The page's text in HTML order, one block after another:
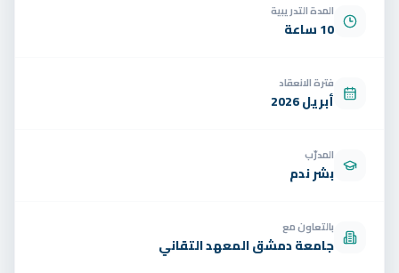
المدة التدريبية
10 ساعة
فترة الانعقاد
أبريل 2026
المدرّب
بشر ندم
بالتعاون مع
جامعة دمشق المعهد التقاني